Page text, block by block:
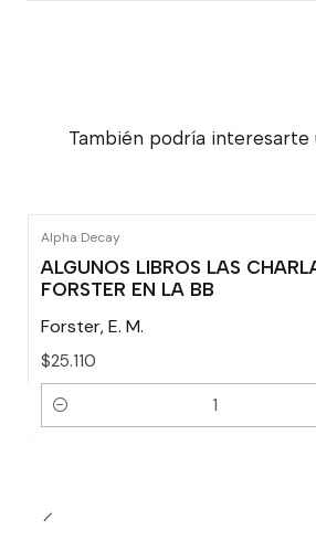
También podría interesarte
Alpha Decay
ALGUNOS LIBROS LAS
FORSTER EN LA BB
Forster, E. M.
$25.110
Cantidad